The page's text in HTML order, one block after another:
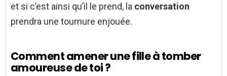
et si c’est ainsi qu’il le prend, la conversation
prendra une tournure enjouée.
Comment amener une fille à tomber
amoureuse de toi ?